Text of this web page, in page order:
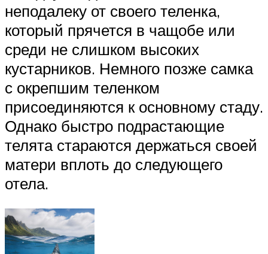
неподалеку от своего теленка,
который прячется в чащобе или
среди не слишком высоких
кустарников. Немного позже самка
с окрепшим теленком
присоединяются к основному стаду.
Однако быстро подрастающие
телята стараются держаться своей
матери вплоть до следующего
отела.